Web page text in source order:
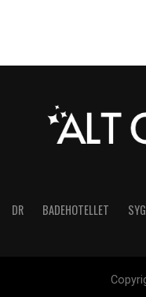
DR BADEHOTELLET